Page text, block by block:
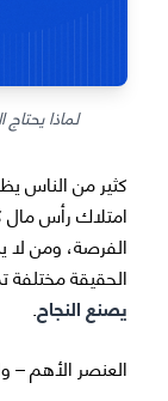
لماذا
كثير من الناس
امتلاك رأس
الفرصة، ومن لا
الحقيقة مختلفة
يصنع النجاح.
العنصر الأهم –